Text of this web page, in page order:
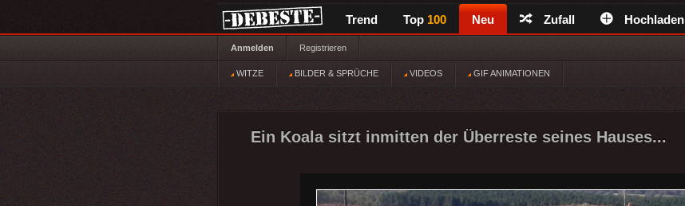
Trend Top 100 Neu Zufall Hochladen
Anmelden Registrieren
WITZE BILDER & SPRÜCHE VIDEOS GIF ANIMATIONEN
Ein Koala sitzt inmitten der Überreste seines Hauses...